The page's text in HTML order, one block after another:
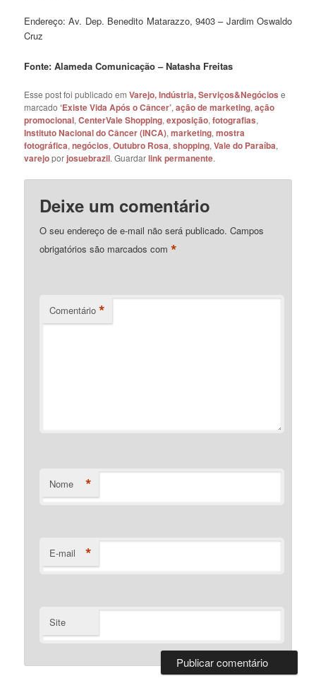
Endereço: Av. Dep. Benedito Matarazzo, 9403 – Jardim Oswaldo
Cruz
Fonte: Alameda Comunicação – Natasha Freitas
Esse post foi publicado emVarejo, Indústria, Serviços&Negócios e
marcado‘Existe Vida Após o Câncer’,ação de marketing,ação
promocional,CenterVale Shopping,exposição,fotografias,
Instituto Nacional do Câncer (INCA),marketing,mostra
fotográfica,negócios,Outubro Rosa,shopping,Vale do Paraíba,
varejoporjosuebrazil. Guardarlink permanente.
Deixe um comentário
O seu endereço de e-mail não será publicado. Campos
obrigatórios são marcados com*
Comentário *
Nome *
E-mail *
Site